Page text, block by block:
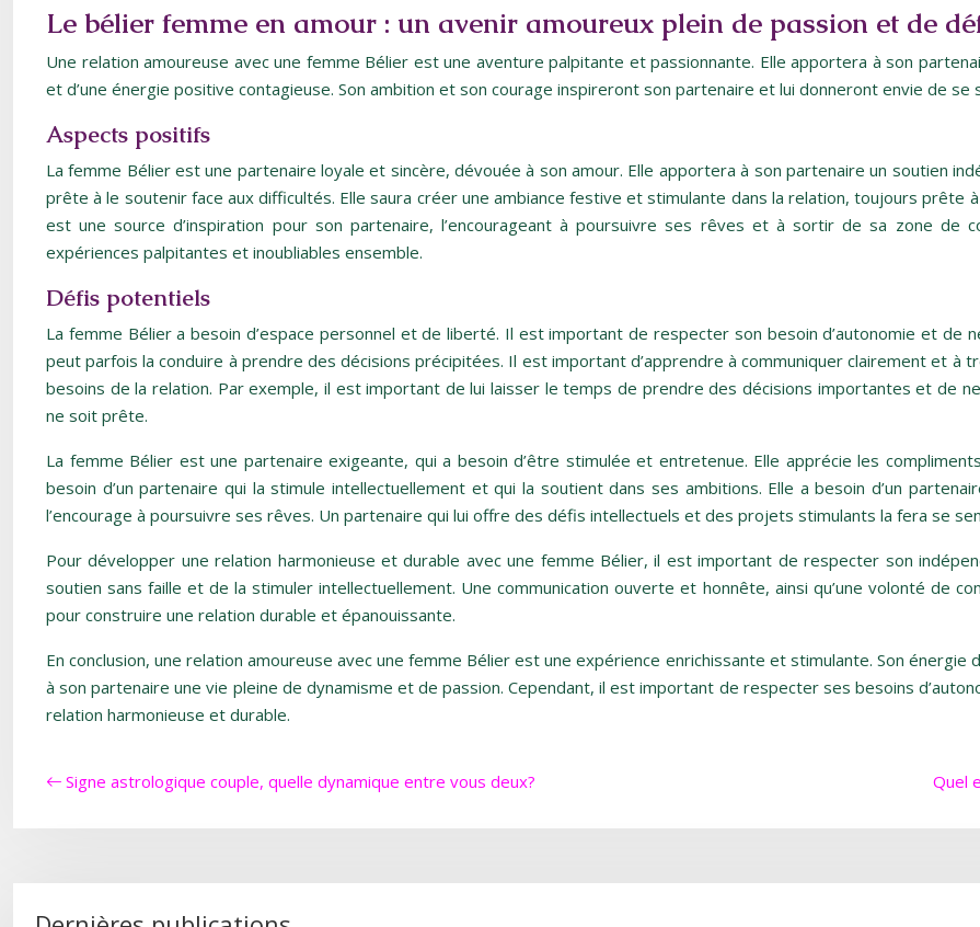
Le bélier femme en amour : un avenir amoureux plein de passion et de
Une relation amoureuse avec une femme Bélier est une aventure palpitante et passionnante. Elle apportera à son
et d’une énergie positive contagieuse. Son ambition et son courage inspireront son partenaire et lui donneront envie de se
Aspects positifs
La femme Bélier est une partenaire loyale et sincère, dévouée à son amour. Elle apportera à son partenaire un soutien
prête à le soutenir face aux difficultés. Elle saura créer une ambiance festive et stimulante dans la relation, toujours prête
est une source d’inspiration pour son partenaire, l’encourageant à poursuivre ses rêves et à sortir de sa zone de
expériences palpitantes et inoubliables ensemble.
Défis potentiels
La femme Bélier a besoin d’espace personnel et de liberté. Il est important de respecter son besoin d’autonomie et de
peut parfois la conduire à prendre des décisions précipitées. Il est important d’apprendre à communiquer clairement et à
besoins de la relation. Par exemple, il est important de lui laisser le temps de prendre des décisions importantes et de
ne soit prête.
La femme Bélier est une partenaire exigeante, qui a besoin d’être stimulée et entretenue. Elle apprécie les
besoin d’un partenaire qui la stimule intellectuellement et qui la soutient dans ses ambitions. Elle a besoin d’un
l’encourage à poursuivre ses rêves. Un partenaire qui lui offre des défis intellectuels et des projets stimulants la fera se
Pour développer une relation harmonieuse et durable avec une femme Bélier, il est important de respecter son
soutien sans faille et de la stimuler intellectuellement. Une communication ouverte et honnête, ainsi qu’une volonté de
pour construire une relation durable et épanouissante.
En conclusion, une relation amoureuse avec une femme Bélier est une expérience enrichissante et stimulante. Son
à son partenaire une vie pleine de dynamisme et de passion. Cependant, il est important de respecter ses besoins
relation harmonieuse et durable.
Signe astrologique couple, quelle dynamique entre vous deux? Quel